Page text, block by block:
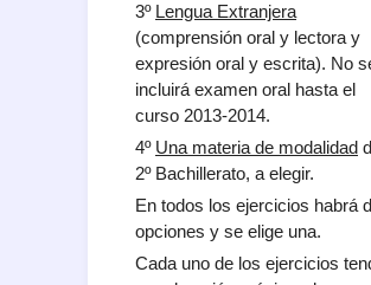
3º Lengua Extranjera
(comprensión oral y lectora y
expresión oral y escrita). No
incluirá examen oral hasta el
curso 2013-2014.
4º Una materia de modalidad
2º Bachillerato, a elegir.
En todos los ejercicios habrá
opciones y se elige una.
Cada uno de los ejercicios